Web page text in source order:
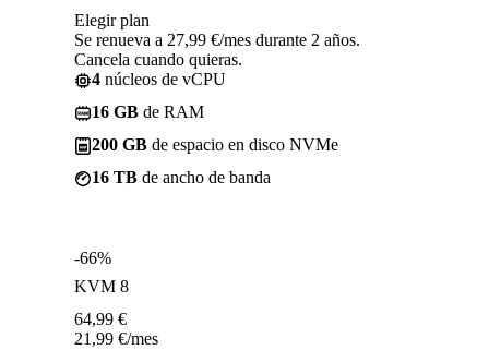
Elegir plan
Se renueva a 27,99 €/mes durante 2 años.
Cancela cuando quieras.
4 núcleos de vCPU
16 GB de RAM
200 GB de espacio en disco NVMe
16 TB de ancho de banda
-66%
KVM 8
64,99 €
21,99 €/mes